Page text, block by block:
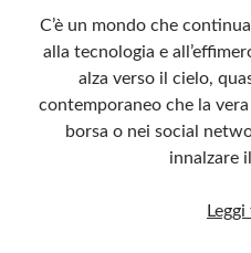
C’è un mondo che
alla tecnologia e
alza verso il cielo,
contemporaneo che la
borsa o nei social
innalzare